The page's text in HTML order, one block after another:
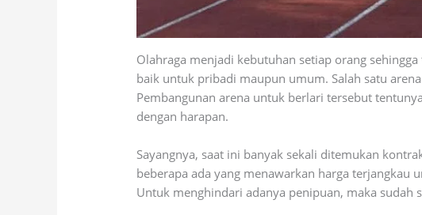
Olahraga menjadi kebutuhan setiap orang
baik untuk pribadi maupun umum. Salah satu
Pembangunan arena untuk berlari tersebut
dengan harapan.
Sayangnya, saat ini banyak sekali ditemukan
beberapa ada yang menawarkan harga terjangkau
Untuk menghindari adanya penipuan, maka sudah